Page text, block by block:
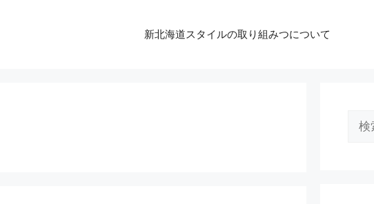
新北海道スタイルの取り組みつについて
索: